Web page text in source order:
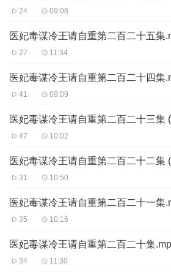
24 09:08
医妃毒谋冷王请自重第二百二十五集
27 11:34
医妃毒谋冷王请自重第二百二十四集
41 09:09
医妃毒谋冷王请自重第二百二十三集
47 10:02
医妃毒谋冷王请自重第二百二十二集
31 10:50
医妃毒谋冷王请自重第二百二十一集
35 10:16
医妃毒谋冷王请自重第二百二十集
34 11:30